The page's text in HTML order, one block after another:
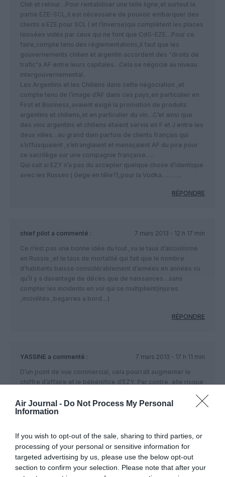
Air Journal - Do Not Process My Personal
Information
If you wish to opt-out of the sale, sharing to third parties, or
processing of your personal or sensitive information for
targeted advertising by us, please use the below opt-out
section to confirm your selection. Please note that after your
Chili et retour…Pour rentabiliser une telle ligne,et surtout la
partie EZE-SCL,il est nécessaire de pouvoir embarquer des
clients a EZE pour SCL ( et l’inverse)qui complètent les places
laissées vidés par ceux qui ne font que CdG-EZE…Pour ce
faire,compte tenu des réglementations,il faut que les
gouvernements chilien et argentin accordent des “droits de
trafic”a AF entre leurs capitales…Cela se négocie au niveau
intergouvernemental..
Les Argentins et les Chiliens dans cette négociation ,et
compte tenu de l’image d’AF dans ces pays,en particulier en
First et Business,avaient exigé la promotion de produits
argentins et chiliens,et en particulier du vin…C’et ainsi que
des vins argentins et chiliens étaient servis en F et J entre les
deux villes…au grand dam parfois de clients français qui
s’offusquaient ,s’etranglaient et menaçaient AF du pire pour
ce sacrilège sur une compagnie française…..
Qui sait si EZY n’a pas du accepter quelque chose d’identique
avec les Russes ( Gege en tête?),pour la Vodka………..
RÉPONDRE
chief pilot a commenté :
7 mars 2013 - 12 h 17 min
Ce n’est pas une bonne idée du tout ,vu le taux d’alcoolisme
en Russie ,et le taux de mortalité qui fait que le nombre
d’habitants baisse considérablement d’années en années vu
qu’il y a davantage de décès que de naissances…sans
compter les incidents en vol qui se multiplient(injures
,incivilités ,bagarres a bord…)
RÉPONDRE
YASSINE a commenté :
7 mars 2013 - 17 h 11 min
D’un point de vue commercial, cela pourraît augmenter le
chiffre d’affaire et le bébénifice d’EZY. Par contre, elle risque
surtout sur lignes vers Moscow.
LAISSER UN COMMENTAIRE